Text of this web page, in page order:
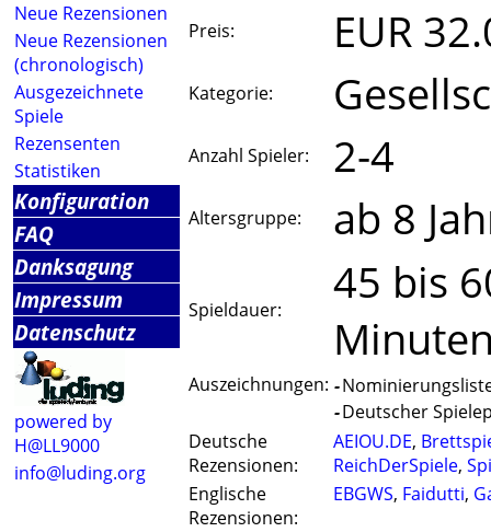
Neue Rezensionen
Neue Rezensionen
(chronologisch)
Ausgezeichnete
Spiele
Rezensenten
Statistiken
Konfiguration
FAQ
Danksagung
Impressum
Datenschutz
powered by
H@LL9000
info@luding.org
Preis: EUR
Kategorie:
Anzahl Spieler: 2-4
Altersgruppe: ab 8
Spieldauer:
45 bis
Auszeichnungen: -
-Deutscher
Deutsche
Rezensionen:
AEIOU.DE,
ReichDerSpiele,
Englische
Rezensionen:
EBGWS, Faidutti,